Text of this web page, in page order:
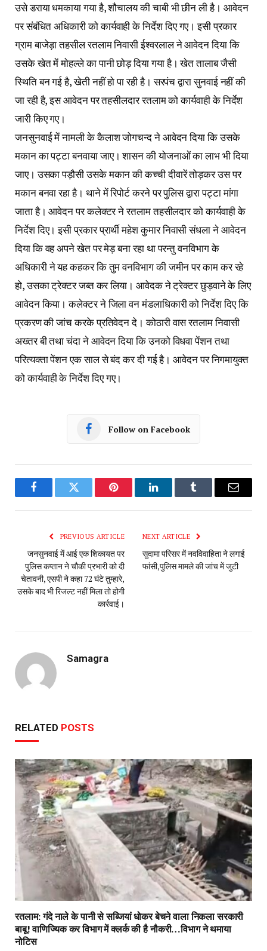
उसे डराया धमकाया गया है, शौचालय की चाबी भी छीन ली है। आवेदन
पर संबंधित अधिकारी को कार्यवाही के निर्देश दिए गए। इसी प्रकार
ग्राम बाजेड़ा तहसील रतलाम निवासी ईश्वरलाल ने आवेदन दिया कि
उसके खेत में मोहल्ले का पानी छोड़ दिया गया है। खेत तालाब जैसी
स्थिति बन गई है, खेती नहीं हो पा रही है। सरपंच द्वारा सुनवाई नहीं की
जा रही है, इस आवेदन पर तहसीलदार रतलाम को कार्यवाही के निर्देश
जारी किए गए।
जनसुनवाई में नामली के कैलाश जोगचन्द ने आवेदन दिया कि उसके
मकान का पट्टा बनवाया जाए। शासन की योजनाओं का लाभ भी दिया
जाए। उसका पड़ौसी उसके मकान की कच्ची दीवारें तोड़कर उस पर
मकान बनवा रहा है। थाने में रिपोर्ट करने पर पुलिस द्वारा पट्टा मांगा
जाता है। आवेदन पर कलेक्टर ने रतलाम तहसीलदार को कार्यवाही के
निर्देश दिए। इसी प्रकार प्रार्थी महेश कुमार निवासी संधला ने आवेदन
दिया कि वह अपने खेत पर मेड़ बना रहा था परन्तु वनविभाग के
अधिकारी ने यह कहकर कि तुम वनविभाग की जमीन पर काम कर रहे
हो, उसका ट्रेक्टर जब्त कर लिया। आवेदक ने ट्रेक्टर छुड़वाने के लिए
आवेदन किया। कलेक्टर ने जिला वन मंडलाधिकारी को निर्देश दिए कि
प्रकरण की जांच करके प्रतिवेदन दे। कोठारी वास रतलाम निवासी
अख्तर बी तथा चंदा ने आवेदन दिया कि उनको विधवा पेंशन तथा
परित्यक्ता पेंशन एक साल से बंद कर दी गई है। आवेदन पर निगमायुक्त
को कार्यवाही के निर्देश दिए गए।
Follow on Facebook
FacebookTwitter Pinterest LinkedInTumblr Email
PREVIOUS ARTICLE
जनसुनवाई में आई एक शिकायत पर
पुलिस कप्तान ने चौकी प्रभारी को दी
चेतावनी, एसपी ने कहा 72 घंटे तुम्हारे,
उसके बाद भी रिजल्ट नहीं मिला तो होगी
कार्रवाई।
NEXT ARTICLE
सुदामा परिसर में नवविवाहिता ने लगाई
फांसी,पुलिस मामले की जांच में जुटी
Samagra
RELATED POSTS
रतलाम: गंदे नाले के पानी से सब्जियां धोकर बेचने वाला निकला सरकारी
बाबू! वाणिज्यिक कर विभाग में क्लर्क की है नौकरी…विभाग ने थमाया
नोटिस